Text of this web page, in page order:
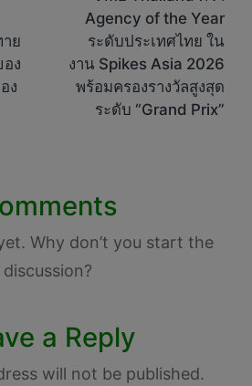
ย
ง
ง
Agency of the Year
ระดับประเทศไทย ใน
งาน Spikes Asia 2026
พร้อมครองรางวัลสูงสุด
ระดับ “Grand Prix”
Why don’t you start the
discussion?
a Reply
will not be published.